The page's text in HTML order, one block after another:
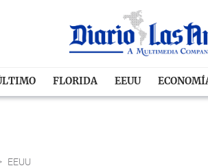
FLORIDA EEUU
EEUU